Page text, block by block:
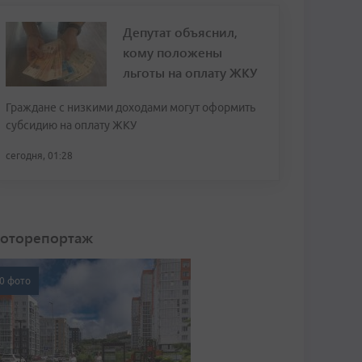
Депутат объяснил,
кому положены
льготы на оплату ЖКУ
Граждане с низкими доходами могут оформить
субсидию на оплату ЖКУ
сегодня, 01:28
фото